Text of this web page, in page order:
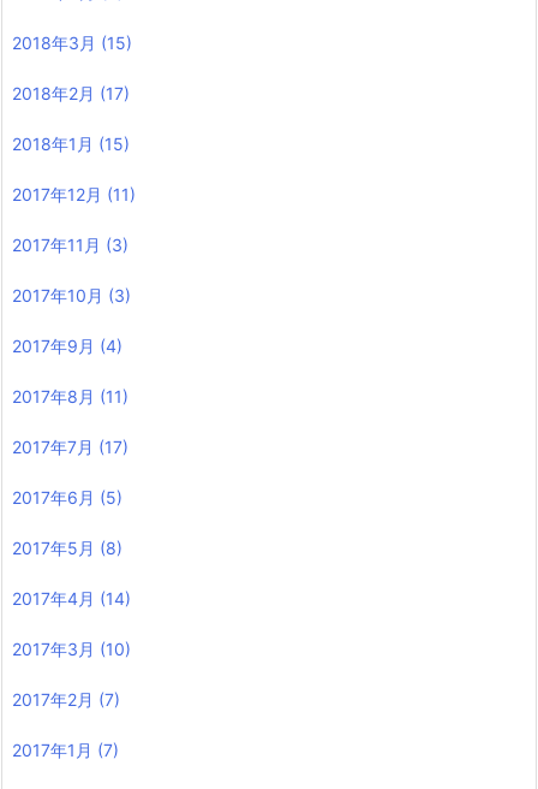
2018年3月 (15)
2018年2月 (17)
2018年1月 (15)
2017年12月 (11)
2017年11月 (3)
2017年10月 (3)
2017年9月 (4)
2017年8月 (11)
2017年7月 (17)
2017年6月 (5)
2017年5月 (8)
2017年4月 (14)
2017年3月 (10)
2017年2月 (7)
2017年1月 (7)